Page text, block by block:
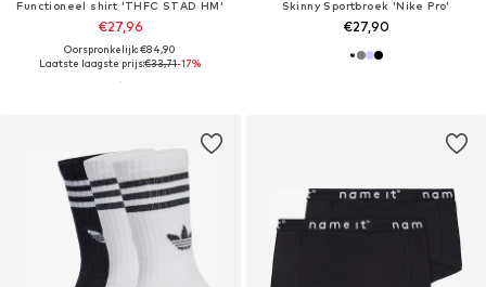
Functioneel shirt 'THFC STAD HM'
€27,96
Oorspronkelijk: €84,90
Laatste laagste prijs:€33,71-17%
Skinny Sportbroek 'Nike Pro'
€27,90